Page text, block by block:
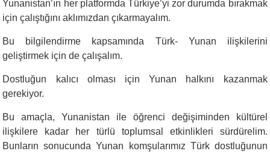
Yunanistan’ın her platformda Türkiye’yi zor durumda bırakmak
için çalıştığını aklımızdan çıkarmayalım.
Bu bilgilendirme kapsamında Türk- Yunan ilişkilerini
geliştirmek için de çalışalım.
Dostluğun kalıcı olması için Yunan halkını kazanmak
gerekiyor.
Bu amaçla, Yunanistan ile öğrenci değişiminden kültürel
ilişkilere kadar her türlü toplumsal etkinlikleri sürdürelim.
Bunların sonucunda Yunan komşularımız Türk dostluğunun